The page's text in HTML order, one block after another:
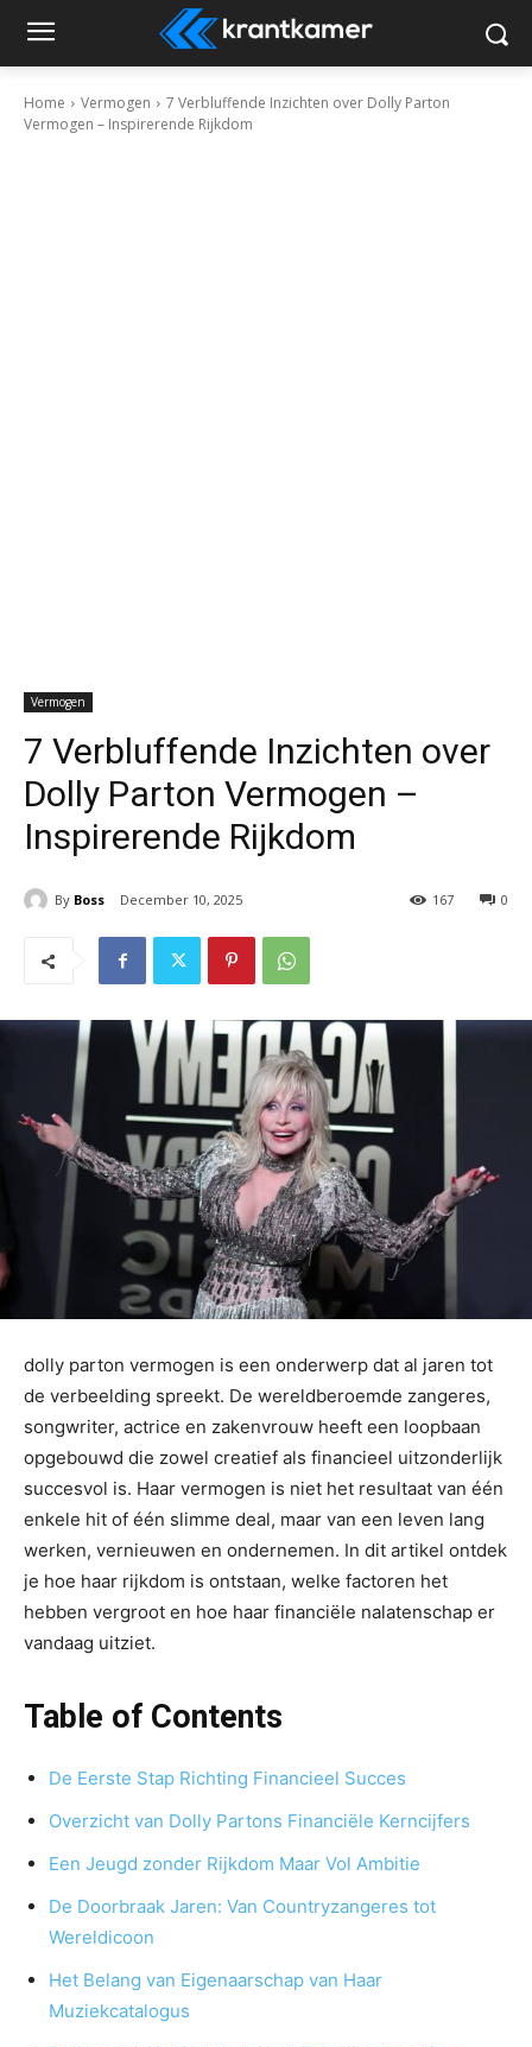
Home Vermogen
7 Verbluffende Inzichten over Dolly Parton
Vermogen – Inspirerende Rijkdom
Vermogen
7 Verbluffende Inzichten over
Dolly Parton Vermogen –
Inspirerende Rijkdom
By Boss December 10, 2025 0
167
dolly parton vermogen is een onderwerp dat al jaren tot
de verbeelding spreekt. De wereldberoemde zangeres,
songwriter, actrice en zakenvrouw heeft een loopbaan
opgebouwd die zowel creatief als financieel uitzonderlijk
succesvol is. Haar vermogen is niet het resultaat van één
enkele hit of één slimme deal, maar van een leven lang
werken, vernieuwen en ondernemen. In dit artikel ontdek
je hoe haar rijkdom is ontstaan, welke factoren het
hebben vergroot en hoe haar financiële nalatenschap er
vandaag uitziet.
Table of Contents
De Eerste Stap Richting Financieel Succes
Overzicht van Dolly Partons Financiële Kerncijfers
Een Jeugd zonder Rijkdom Maar Vol Ambitie
De Doorbraak Jaren: Van Countryzangeres tot
Wereldicoon
Het Belang van Eigenaarschap van Haar
Muziekcatalogus